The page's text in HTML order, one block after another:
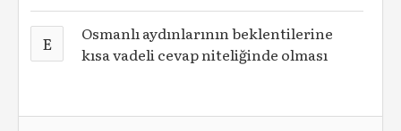
E
Osmanlı aydınlarının beklentilerine
kısa vadeli cevap niteliğinde olması